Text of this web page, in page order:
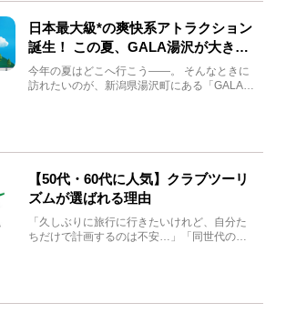
日本最大級*の爽快系アトラクション
誕生！ この夏、GALA湯沢が大きく
生まれ変わる
今年の夏はどこへ行こう――。 そんなときに
訪れたいのが、新潟県湯沢町にある「GALA湯
【50代・60代に人気】クラブツーリ
ズムが選ばれる理由
「久しぶりに旅行に行きたいけれど、自分た
ちだけで計画するのは不安…」「同世代の方